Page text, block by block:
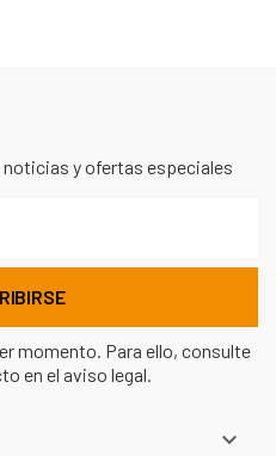
y ofertas especiales
momento. Para ello, consulte
en el aviso legal.
